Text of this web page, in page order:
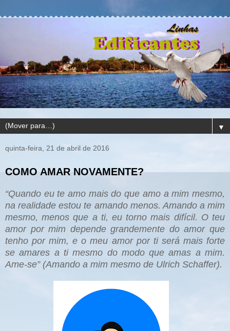
▼
quinta-feira, 21 de abril de 2016
COMO AMAR NOVAMENTE?
“Quando eu te amo mais do que amo a mim mesmo,
na realidade estou te amando menos. Amando a mim
mesmo, menos que a ti, eu torno mais difícil. O teu
amor por mim depende grandemente do amor que
tenho por mim, e o meu amor por ti será mais forte
se amares a ti mesmo do modo que amas a mim.
Ame-se” (Amando a mim mesmo de Ulrich Schaffer).